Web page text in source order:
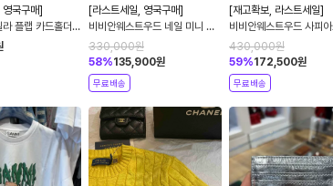
국구매]
플랩 카드홀더
[라스트세일, 영국구매]
비비안웨스트우드 네일 미니 바
스 목걸이
330,000원
58%135,900원
무료배송
[재고확보, 라스트세일]
비비안웨스트우드 사피
월렛
430,000원
59%172,500원
무료배송